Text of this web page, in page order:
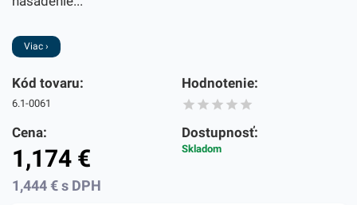
Viac ›
Kód tovaru:
6.1-0061
Hodnotenie:
Cena:
1,174 €
1,444€ s DPH
Dostupnosť:
Skladom